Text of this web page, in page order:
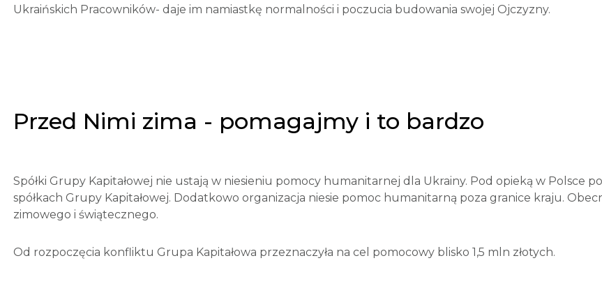
Ukraińskich Pracowników- daje im namiastkę normalności i poczucia budowania swojej Ojczyzny.
Przed Nimi zima - pomagajmy i to bardzo
Spółki Grupy Kapitałowej nie ustają w niesieniu pomocy humanitarnej dla Ukrainy. Pod opieką w Polsce
spółkach Grupy Kapitałowej. Dodatkowo organizacja niesie pomoc humanitarną poza granice kraju.
zimowego i świątecznego.
Od rozpoczęcia konfliktu Grupa Kapitałowa przeznaczyła na cel pomocowy blisko 1,5 mln złotych.